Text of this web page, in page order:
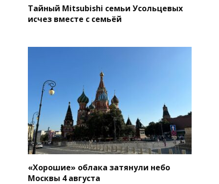
Тайный Mitsubishi семьи Усольцевых
исчез вместе с семьёй
«Хорошие» облака затянули небо
Москвы 4 августа